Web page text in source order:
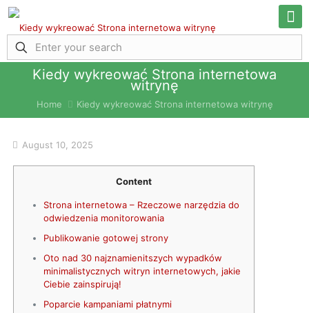
Kiedy wykreować Strona internetowa
witrynę
Home Kiedy wykreować Strona internetowa witrynę
August 10, 2025
Content
Strona internetowa – Rzeczowe narzędzia do
odwiedzenia monitorowania
Publikowanie gotowej strony
Oto nad 30 najznamienitszych wypadków
minimalistycznych witryn internetowych, jakie
Ciebie zainspirują!
Poparcie kampaniami płatnymi